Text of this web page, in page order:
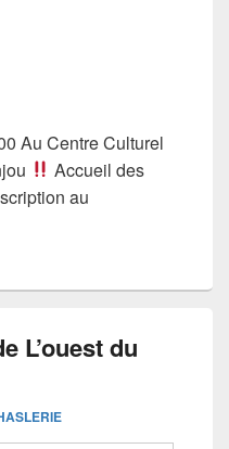
Au Centre Culturel
Accueil des
au
L’ouest du